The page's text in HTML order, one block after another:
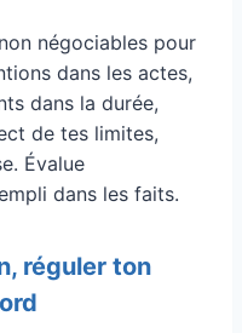
négociables pour
dans les actes,
dans la durée,
de tes limites,
Évalue
dans les faits.
réguler ton